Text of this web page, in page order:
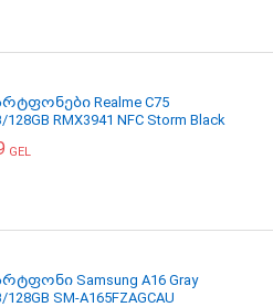
Realme C75
128GB RMX3941 NFC Storm Black
GEL
Samsung A16 Gray
128GB SM-A165FZAGCAU